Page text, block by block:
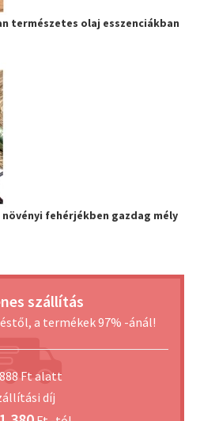
természetes olaj esszenciákban
növényi fehérjékben gazdag mély
szállítás
a termékek 97% -ánál!
Ft alatt
díj